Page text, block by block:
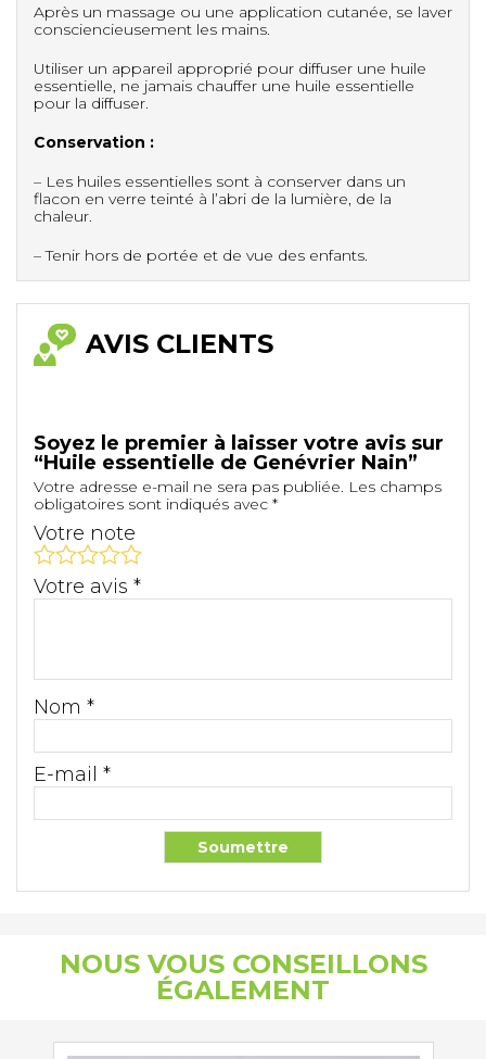
Après un massage ou une application cutanée, se laver
consciencieusement les mains.
Utiliser un appareil approprié pour diffuser une huile
essentielle, ne jamais chauffer une huile essentielle
pour la diffuser.
Conservation :
– Les huiles essentielles sont à conserver dans un
flacon en verre teinté à l’abri de la lumière, de la
chaleur.
– Tenir hors de portée et de vue des enfants.
AVIS CLIENTS
Soyez le premier à laisser votre avis sur
“Huile essentielle de Genévrier Nain”
Votre adresse e-mail ne sera pas publiée. Les champs
obligatoires sont indiqués avec *
Votre note
Votre avis *
Nom *
E-mail *
NOUS VOUS CONSEILLONS
ÉGALEMENT